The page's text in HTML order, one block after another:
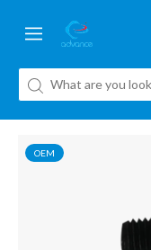
OEM